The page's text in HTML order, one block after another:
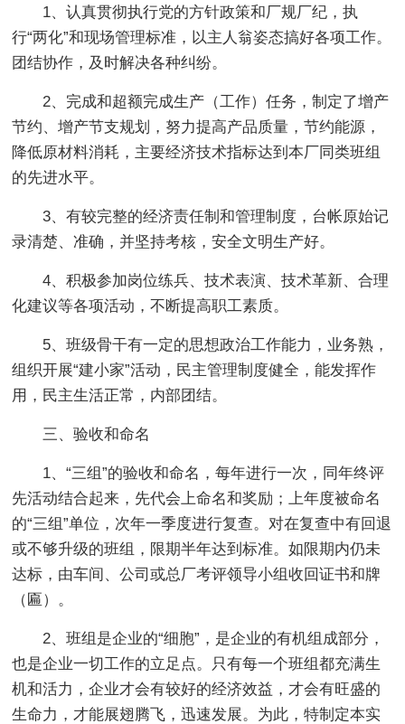
1、认真贯彻执行党的方针政策和厂规厂纪，执
行“两化”和现场管理标准，以主人翁姿态搞好各项工作。
团结协作，及时解决各种纠纷。
2、完成和超额完成生产（工作）任务，制定了增产
节约、增产节支规划，努力提高产品质量，节约能源，
降低原材料消耗，主要经济技术指标达到本厂同类班组
的先进水平。
3、有较完整的经济责任制和管理制度，台帐原始记
录清楚、准确，并坚持考核，安全文明生产好。
4、积极参加岗位练兵、技术表演、技术革新、合理
化建议等各项活动，不断提高职工素质。
5、班级骨干有一定的思想政治工作能力，业务熟，
组织开展“建小家”活动，民主管理制度健全，能发挥作
用，民主生活正常，内部团结。
三、验收和命名
1、“三组”的验收和命名，每年进行一次，同年终评
先活动结合起来，先代会上命名和奖励；上年度被命名
的“三组”单位，次年一季度进行复查。对在复查中有回退
或不够升级的班组，限期半年达到标准。如限期内仍未
达标，由车间、公司或总厂考评领导小组收回证书和牌
（匾）。
2、班组是企业的“细胞”，是企业的有机组成部分，
也是企业一切工作的立足点。只有每一个班组都充满生
机和活力，企业才会有较好的经济效益，才会有旺盛的
生命力，才能展翅腾飞，迅速发展。为此，特制定本实